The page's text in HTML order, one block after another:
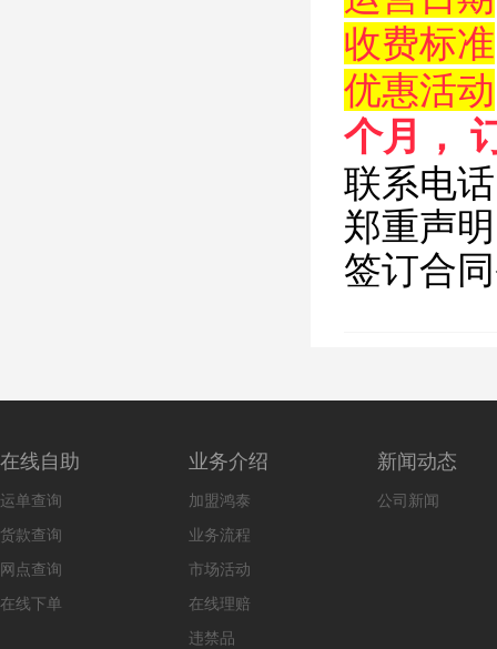
收费标准
优惠活动
个月，
联系电
郑重声
签订合
在线自助
运单查询
货款查询
网点查询
在线下单
业务介绍
加盟鸿泰
业务流程
市场活动
在线理赔
违禁品
新闻动态
公司新闻